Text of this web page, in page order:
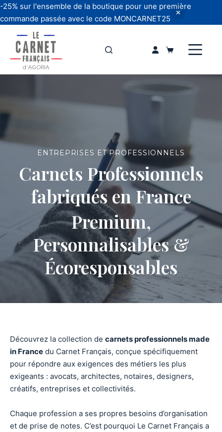
-25% sur l'ensemble de la boutique pour une première
commande passée avec le code MONCARNET25
contenu
Panier
ENTREPRISES ET PROFESSIONNELS
Carnets Professionnels
fabriqués en France
Premium,
Personnalisables &
Écoresponsables
Découvrez la collection de carnets professionnels made
in France du Carnet Français, conçue spécifiquement
pour répondre aux exigences des métiers les plus
exigeants : avocats, architectes, notaires, designers,
créatifs, entreprises et collectivités.
Chaque profession a ses propres besoins d’organisation
et de prise de notes. C’est pourquoi Le Carnet Français a